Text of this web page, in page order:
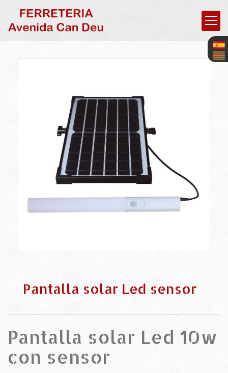
Pantalla solar Led sensor
Pantalla solar Led 10w
con sensor